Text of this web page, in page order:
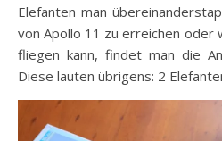
Elefanten man
von Apollo 11 zu erreichen oder
fliegen kann, findet man die
Diese lauten übrigens: 2